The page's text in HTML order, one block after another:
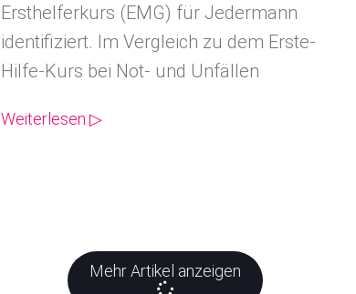
Ersthelferkurs (EMG) für Jedermann
identifiziert. Im Vergleich zu dem Erste-
Hilfe-Kurs bei Not- und Unfällen
Weiterlesen ▷
Mehr Artikel anzeigen